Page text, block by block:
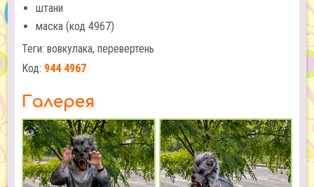
штани
маска (код 4967)
Теги: вовкулака, перевертень
Код: 944 4967
Галерея